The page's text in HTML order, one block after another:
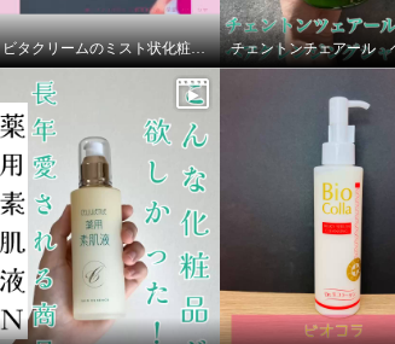
ビタクリームのミスト状化粧水！